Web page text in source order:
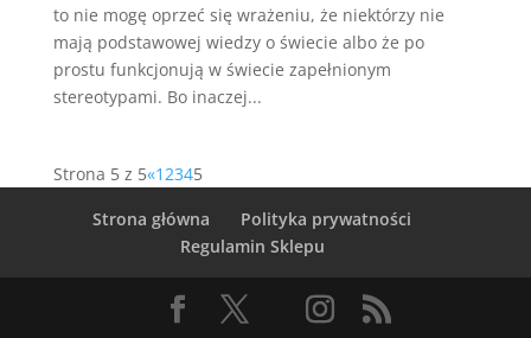
to nie mogę oprzeć się wrażeniu, że niektórzy nie
mają podstawowej wiedzy o świecie albo że po
prostu funkcjonują w świecie zapełnionym
stereotypami. Bo inaczej...
Strona 5 z 5«12345
Strona główna
Polityka prywatności
Regulamin Sklepu